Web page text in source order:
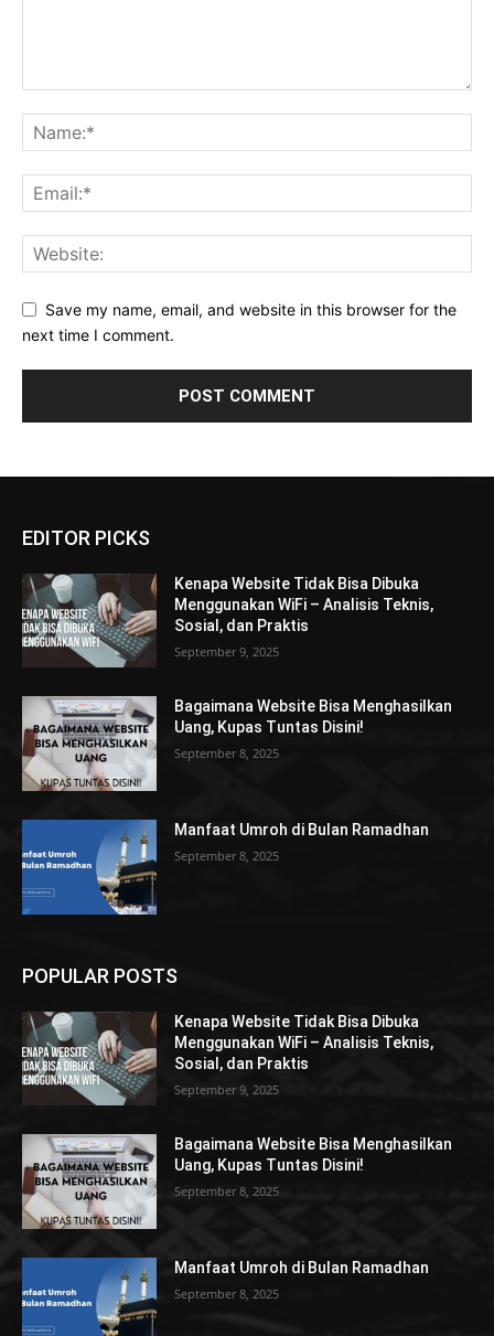
Save my name, email, and website in this browser for the
next time I comment.
EDITOR PICKS
Kenapa Website Tidak Bisa Dibuka
Menggunakan WiFi – Analisis Teknis,
Sosial, dan Praktis
September 9, 2025
Bagaimana Website Bisa Menghasilkan
Uang, Kupas Tuntas Disini!
September 8, 2025
Manfaat Umroh di Bulan Ramadhan
September 8, 2025
POPULAR POSTS
Kenapa Website Tidak Bisa Dibuka
Menggunakan WiFi – Analisis Teknis,
Sosial, dan Praktis
September 9, 2025
Bagaimana Website Bisa Menghasilkan
Uang, Kupas Tuntas Disini!
September 8, 2025
Manfaat Umroh di Bulan Ramadhan
September 8, 2025